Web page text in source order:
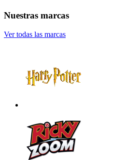
Nuestras marcas
Ver todas las marcas